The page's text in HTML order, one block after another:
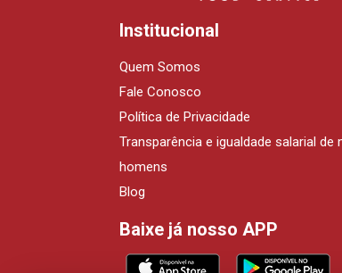
Institucional
Quem Somos
Fale Conosco
Política de Privacidade
Transparência e igualdade salarial de
homens
Blog
Baixe já nosso APP